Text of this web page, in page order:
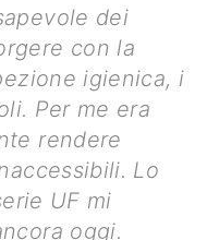
dei
con la
igienica, i
Per me era
rendere
Lo
UF mi
oggi.